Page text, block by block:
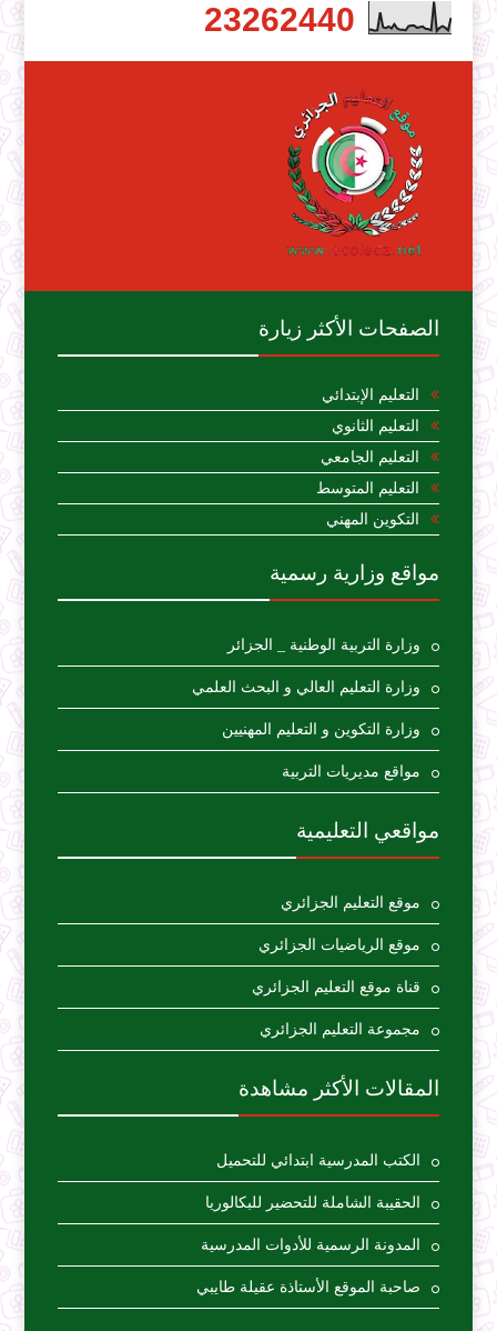
23262440
الصفحات الأكثر زيارة
التعليم الإبتدائي
التعليم الثانوي
التعليم الجامعي
التعليم المتوسط
التكوين المهني
مواقع وزارية رسمية
وزارة التربية الوطنية _ الجزائر
وزارة التعليم العالي و البحث العلمي
وزارة التكوين و التعليم المهنيين
مواقع مديريات التربية
مواقعي التعليمية
موقع التعليم الجزائري
موقع الرياضيات الجزائري
قناة موقع التعليم الجزائري
مجموعة التعليم الجزائري
المقالات الأكثر مشاهدة
الكتب المدرسية ابتدائي للتحميل
الحقيبة الشاملة للتحضير للبكالوريا
المدونة الرسمية للأدوات المدرسية
صاحبة الموقع الأستاذة عقيلة طايبي